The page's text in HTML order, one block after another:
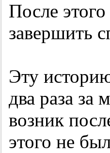
После
завершить
Эту
два раза за
возник
этого не